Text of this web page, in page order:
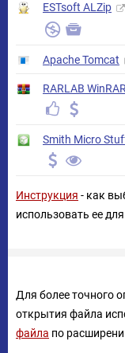
ESTsoft ALZip
Apache Tomcat
RARLAB WinRAR
Smith Micro
Инструкция - как
использовать ее
Для более точного
открытия файла
файла по